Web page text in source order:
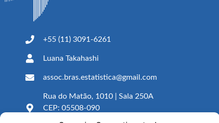
+55 (11) 3091-6261
Luana Takahashi
assoc.bras.estatistica@gmail.com
Rua do Matão, 1010 | Sala 250A
CEP: 05508-090